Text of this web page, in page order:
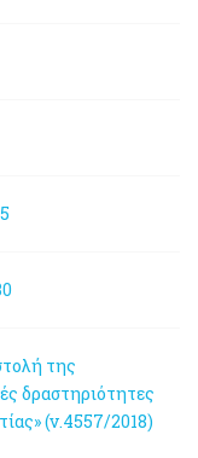
της
δραστηριότητες
(ν.4557/2018)